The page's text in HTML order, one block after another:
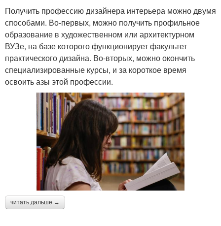
Получить профессию дизайнера интерьера можно двумя
способами. Во-первых, можно получить профильное
образование в художественном или архитектурном
ВУЗе, на базе которого функционирует факультет
практического дизайна. Во-вторых, можно окончить
специализированные курсы, и за короткое время
освоить азы этой профессии.
читать дальше →